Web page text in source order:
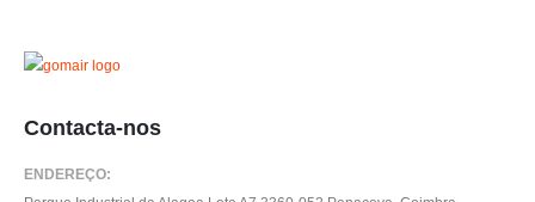
Contacta-nos
ENDEREÇO: